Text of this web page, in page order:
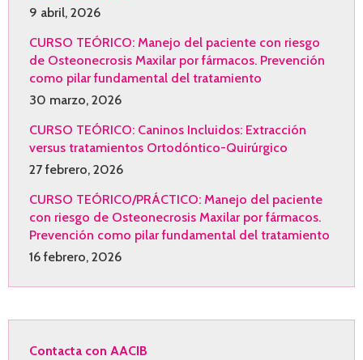
9 abril, 2026
CURSO TEÓRICO: Manejo del paciente con riesgo
de Osteonecrosis Maxilar por fármacos. Prevención
como pilar fundamental del tratamiento
30 marzo, 2026
CURSO TEÓRICO: Caninos Incluidos: Extracción
versus tratamientos Ortodóntico-Quirúrgico
27 febrero, 2026
CURSO TEÓRICO/PRÁCTICO: Manejo del paciente
con riesgo de Osteonecrosis Maxilar por fármacos.
Prevención como pilar fundamental del tratamiento
16 febrero, 2026
Contacta con AACIB